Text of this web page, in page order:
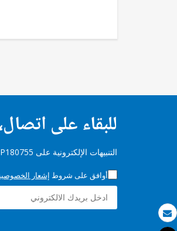
بريد الكتروني
للبقاء على
التنبيهات الإلكترونية على Project P180755
أوافق على شروط إشعار